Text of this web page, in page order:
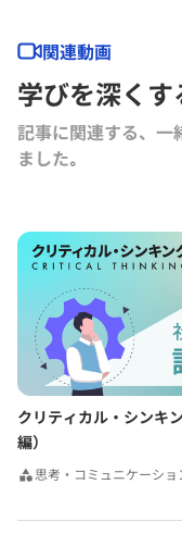
究活動を企画・実施。
として出演し、東京と
関連動画
学びを深くす
記事に関連する、一
ました｡
クリティカル・シンキ
編）
思考・コミュニケーショ